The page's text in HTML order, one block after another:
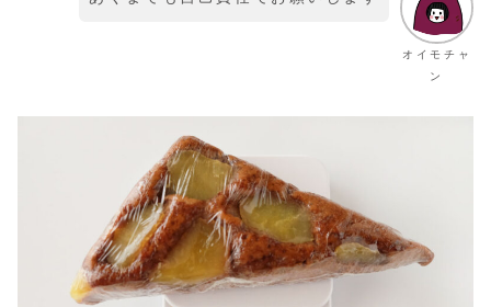
オイモチャ
ン